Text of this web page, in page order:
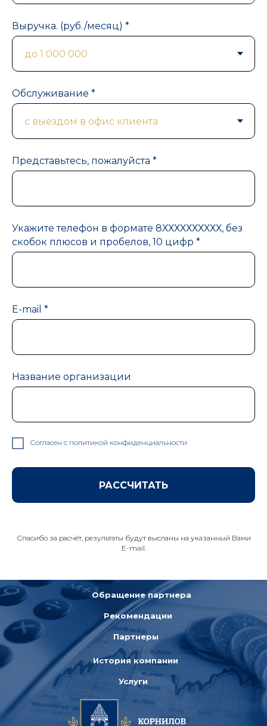
Выручка. (руб./месяц) *
Обслуживание *
Представьтесь, пожалуйста *
Укажите телефон в формате 8ХХХХХХХХХХ, без
скобок плюсов и пробелов, 10 цифр *
E-mail *
Название организации
Согласен с политикой конфиденциальности
РАССЧИТАТЬ
Спасибо за расчёт, результаты будут высланы на указанный Вами
E-mail.
История компании
Рекомендации
Услуги
Обращение партнера
Партнеры